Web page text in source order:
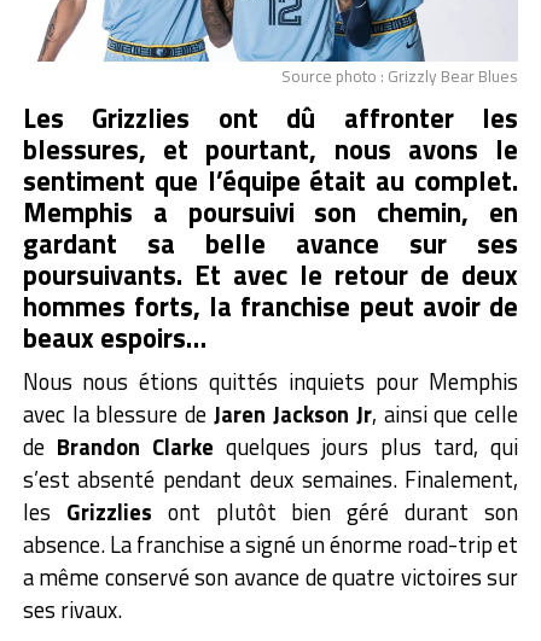
Source photo : Grizzly Bear Blues
Les Grizzlies ont dû affronter les
blessures, et pourtant, nous avons le
sentiment que l’équipe était au complet.
Memphis a poursuivi son chemin, en
gardant sa belle avance sur ses
poursuivants. Et avec le retour de deux
hommes forts, la franchise peut avoir de
beaux espoirs…
Nous nous étions quittés inquiets pour Memphis
avec la blessure deJaren Jackson Jr, ainsi que celle
de Brandon Clarke quelques jours plus tard, qui
s’est absenté pendant deux semaines. Finalement,
les Grizzlies ont plutôt bien géré durant son
absence. La franchise a signé un énorme road-trip et
a même conservé son avance de quatre victoires sur
ses rivaux.